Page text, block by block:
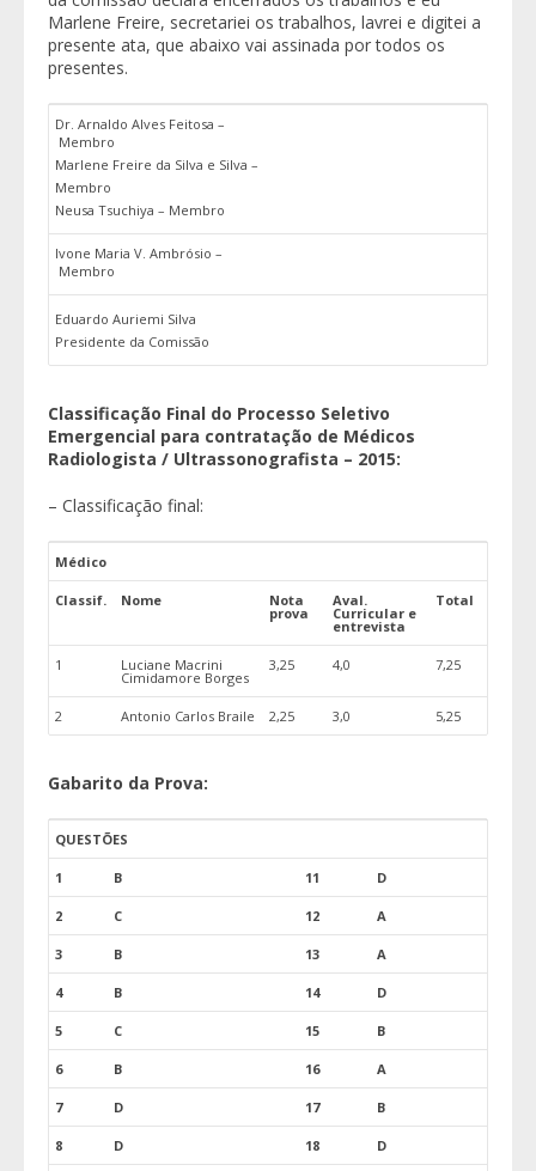
Marlene Freire, secretariei os trabalhos, lavrei e digitei a
presente ata, que abaixo vai assinada por todos os
presentes.
Dr. Arnaldo Alves Feitosa –
Membro
Marlene Freire da Silva e Silva –
Membro
Neusa Tsuchiya – Membro
Ivone Maria V. Ambrósio –
Membro
Eduardo Auriemi Silva
Presidente da Comissão
Classificação Final do Processo Seletivo
Emergencial para contratação de Médicos
Radiologista / Ultrassonografista – 2015:
– Classificação final:
Médico
Classif. Nome Nota
prova
Aval.
Curricular e
entrevista
Total
1 Luciane Macrini
Cimidamore Borges
3,25 4,0 7,25
2 Antonio Carlos Braile 2,25 3,0 5,25
Gabarito da Prova:
QUESTÕES
1 B 11 D
2 C 12 A
3 B 13 A
4 B 14 D
5 C 15 B
6 B 16 A
7 D 17 B
8 D 18 D